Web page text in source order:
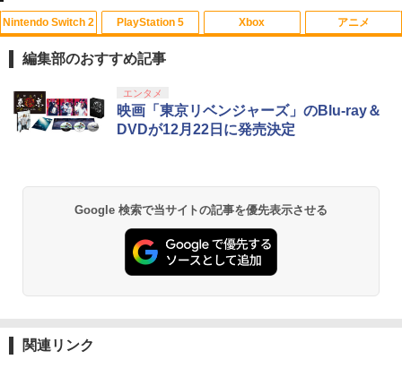
1
カプコン 【PS5】レッド・デッド・リデ
ンプション [ELJM-30880 PS5 レッドデ
ッドリデンプション]
￥5,790
￥5,800
1 【中古】ぽけかの〜宝条院静香〜
￥455
￥1,119
シリコンカバー PlayStation Portal リモ
1
【中古】 メアリと魔女の花 [レンタル落
ち] [Blu-ray] [ブルーレイ]
Nintendo Switch 2
1
スプラトゥーン レイダース|オンライン
コード版
スプラトゥーン レイダース -Switch2
￥6,447
3
PlayStation 5
1
PlayStation 5 デジタル・エディション
日本語専用 Console Language: Japan
ese only (CFI-2200B01)
プロダクトコード 封入
3
Xbox
1
【純正品】Xbox ワイヤレス コントロー
ラー + USB-C® ケーブル
【純正品】Xbox ワイヤレス コントロー
￥7,681
アニメ
1
劇場版「鬼滅の刃」無限城編 第一章 猗
窩座再来 通常版 [Blu-ray]
劇場版「鬼滅の刃」無限城編 第一章 猗
窩座再来 通常版 [DVD]
￥3,523
3
編集部のおすすめ記事
エンタメ
映画「東京リベンジャーズ」のBlu-ray＆
DVDが12月22日に発売決定
Google 検索で当サイトの記事を優先表示させる
関連リンク